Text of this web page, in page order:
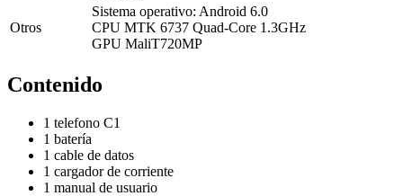
Otros
Sistema operativo: Android 6.0
CPU MTK 6737 Quad-Core 1.3GHz
GPU MaliT720MP
Contenido
1 telefono C1
1 batería
1 cable de datos
1 cargador de corriente
1 manual de usuario